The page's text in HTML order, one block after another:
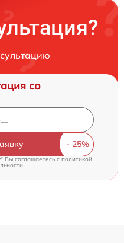
со
Вы соглашаетесь cполитикой